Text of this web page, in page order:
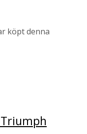
köpt denna